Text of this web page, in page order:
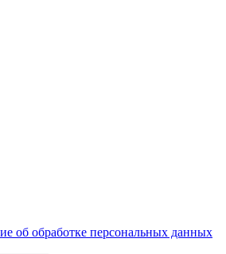
об обработке персональных данных